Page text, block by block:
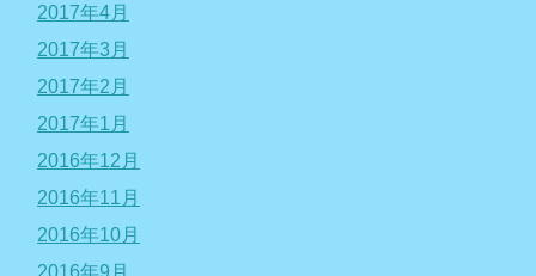
2017年4月
2017年3月
2017年2月
2017年1月
2016年12月
2016年11月
2016年10月
2016年9月